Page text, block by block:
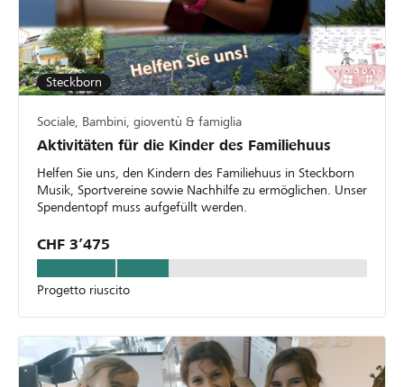
Steckborn
Sociale, Bambini, gioventù & famiglia
Aktivitäten für die Kinder des Familiehuus
Helfen Sie uns, den Kindern des Familiehuus in Steckborn
Musik, Sportvereine sowie Nachhilfe zu ermöglichen. Unser
Spendentopf muss aufgefüllt werden.
CHF 3’475
Progetto riuscito